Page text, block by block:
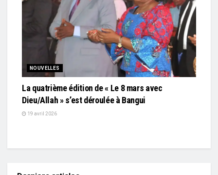
NOUVELLES
La quatrième édition de « Le 8 mars avec
Dieu/Allah » s’est déroulée à Bangui
19 avril 2026